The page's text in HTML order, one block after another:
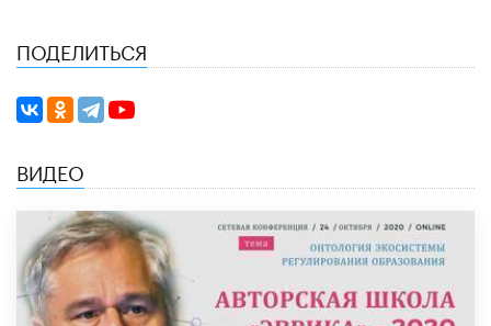
ПОДЕЛИТЬСЯ
ВИДЕО